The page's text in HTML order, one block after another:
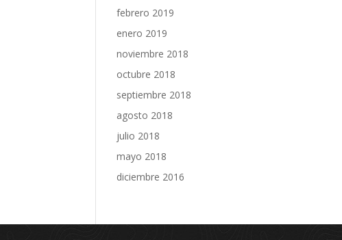
febrero 2019
enero 2019
noviembre 2018
octubre 2018
septiembre 2018
agosto 2018
julio 2018
mayo 2018
diciembre 2016